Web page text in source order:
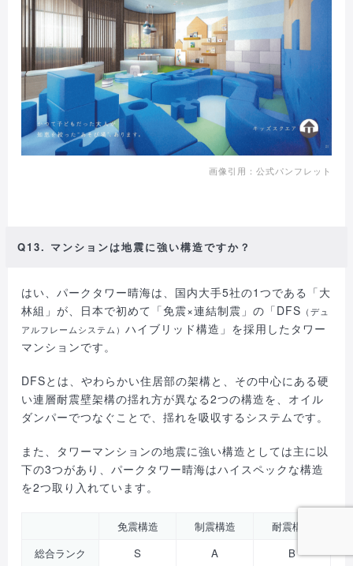
画像引用：公式パンフレット
Q13. マンションは地震に強い構造ですか？
はい、パークタワー晴海は、国内大手5社の1つである「大
林組」が、日本で初めて「免震×連結制震」の「DFS （デュ
アルフレームシステム）ハイブリッド構造」を採用したタワー
マンションです。
DFSとは、やわらかい住居部の架構と、その中心にある硬
い連層耐震壁架構の揺れ方が異なる2つの構造を、オイル
ダンパーでつなぐことで、揺れを吸収するシステムです。
また、タワーマンションの地震に強い構造としては主に以
下の3つがあり、パークタワー晴海はハイスペックな構造
を2つ取り入れています。
免震構造 制震構造
耐震構造
総合ランク
S A B